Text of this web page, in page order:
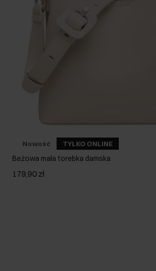
Nowość TYLKO ONLINE
Beżowa mała torebka damska
179,90 zł